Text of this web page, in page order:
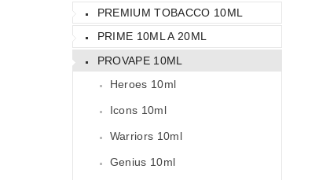
PREMIUM TOBACCO 10ML
PRIME 10ML A 20ML
PROVAPE 10ML
Heroes 10ml
Icons 10ml
Warriors 10ml
Genius 10ml